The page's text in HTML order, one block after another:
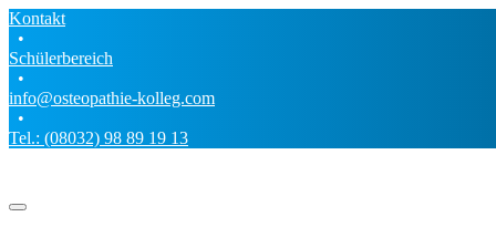
Kontakt
•
Schülerbereich
•
info@osteopathie-kolleg.com
•
Tel.: (08032) 98 89 19 13